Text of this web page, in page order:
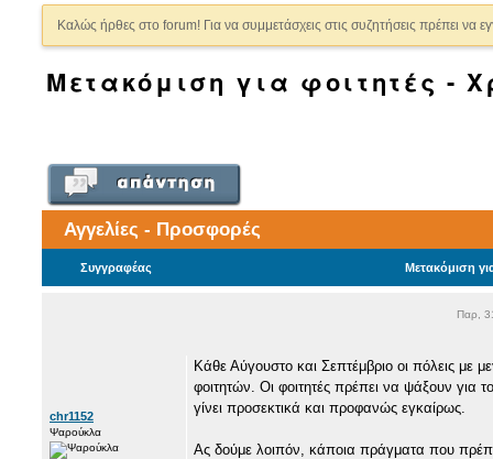
Καλώς ήρθες στο forum! Για να συμμετάσχεις στις συζητήσεις πρέπει να
Μετακόμιση για φοιτητές -
Αγγελίες - Προσφορές
Συγγραφέας Μετακόμιση
Παρ,
chr1152
Ψαρούκλα
Κάθε Αύγουστο και Σεπτέμβριο οι πόλεις με
φοιτητών. Οι φοιτητές πρέπει να ψάξουν για
γίνει προσεκτικά και προφανώς εγκαίρως.
Ας δούμε λοιπόν, κάποια πράγματα που